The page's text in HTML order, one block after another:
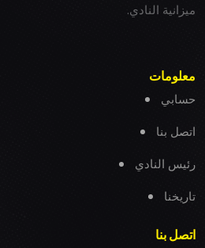
ميزانية النادي.
معلومات
حسابي
اتصل بنا
رئيس النادي
تاريخنا
اتصل بنا